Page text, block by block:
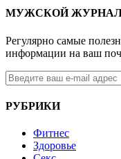
МУЖСКОЙ ЖУРНАЛ
Регулярно самые
информации на ваш
РУБРИКИ
Фитнес
Здоровье